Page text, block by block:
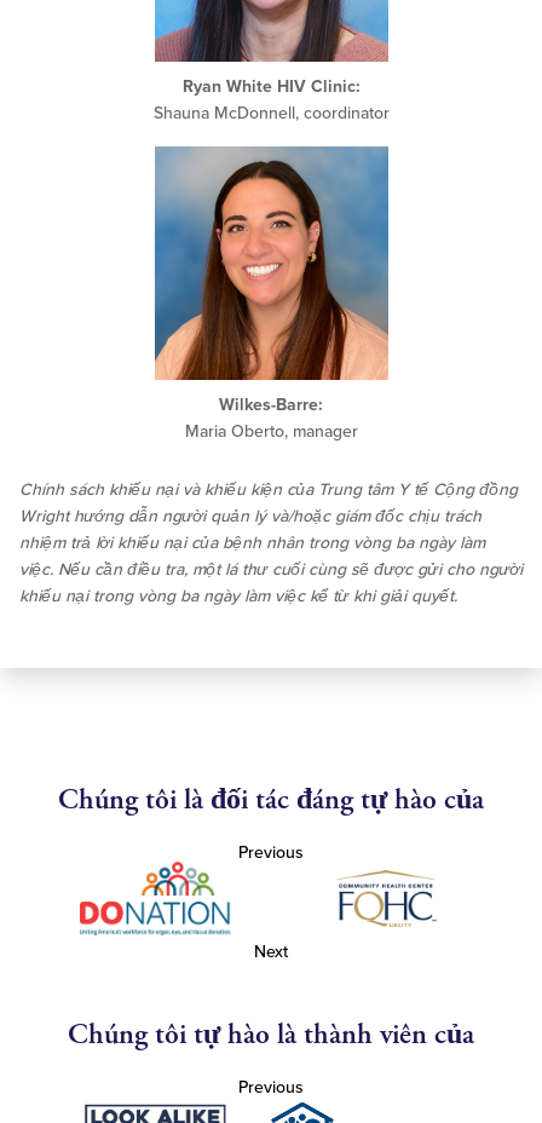
Ryan White HIV Clinic:
Shauna McDonnell, coordinator
Wilkes-Barre:
Maria Oberto, manager
Chính sách khiếu nại và khiếu kiện của Trung tâm Y tế Cộng đồng
Wright hướng dẫn người quản lý và/hoặc giám đốc chịu trách
nhiệm trả lời khiếu nại của bệnh nhân trong vòng ba ngày làm
việc. Nếu cần điều tra, một lá thư cuối cùng sẽ được gửi cho người
khiếu nại trong vòng ba ngày làm việc kể từ khi giải quyết.
Chúng tôi là đối tác đáng tự hào của
Previous
Next
Chúng tôi tự hào là thành viên của
Previous